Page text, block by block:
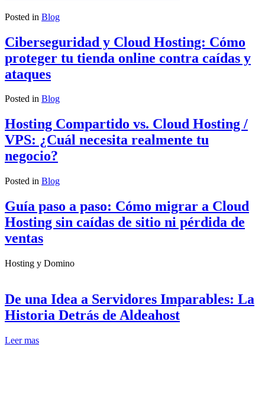
Posted in Blog
Ciberseguridad y Cloud Hosting: Cómo
proteger tu tienda online contra caídas y
ataques
Posted in Blog
Hosting Compartido vs. Cloud Hosting /
VPS: ¿Cuál necesita realmente tu
negocio?
Posted in Blog
Guía paso a paso: Cómo migrar a Cloud
Hosting sin caídas de sitio ni pérdida de
ventas
Hosting y Domino
De una Idea a Servidores Imparables: La
Historia Detrás de Aldeahost
Leer mas